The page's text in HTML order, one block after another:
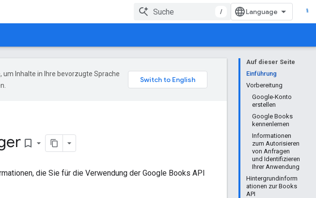
/
Auf dieser Seite
Einführung
Vorbereitung
Google-Konto
erstellen
Google Books
kennenlernen
Informationen
zum Autorisieren
von Anfragen
und Identifizieren
Ihrer Anwendung
Hintergrundinform
ationen zur Books
API
um Inhalte in Ihre bevorzugte Sprache
bookmark_border
die Sie für die Verwendung der Google Books API